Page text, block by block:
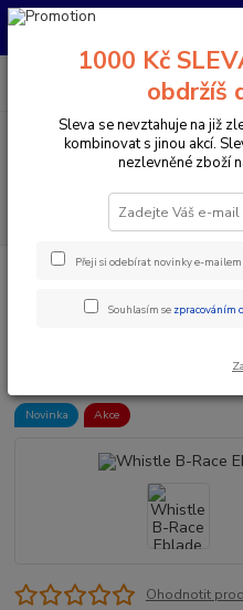
Pro nachystání kola / doplňků na
PO-PÁ 10:00-17:00 | SO: 9:00-12:00
Elektrokola Horská
Anthracite/Gold
Novinka Akce
Ohodnotit
1000 Kč
obdržíš
Sleva se nevztahuje na již
kombinovat s jinou akcí.
nezlevněné zboží
Přeji si odebírat novinky e-
Souhlasím se zpracováním